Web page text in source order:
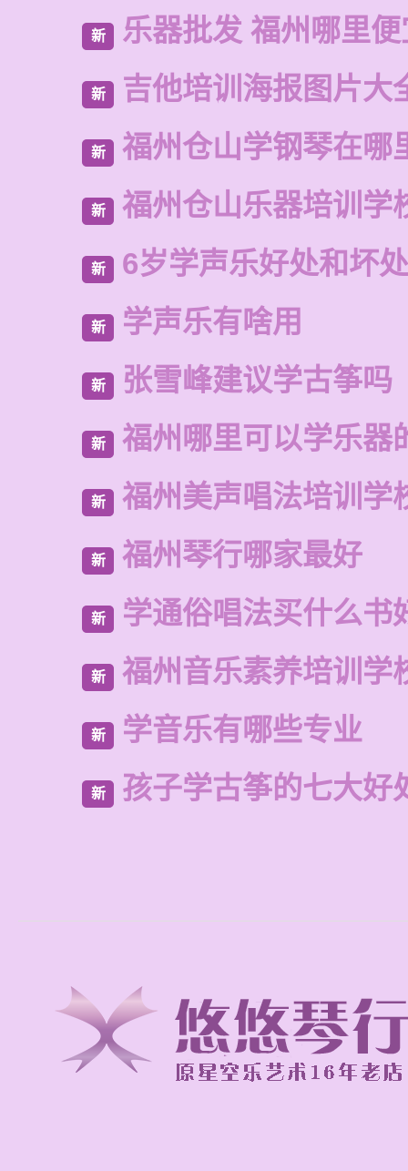
新 乐器批发 福州哪里便
新 吉他培训海报图片大
新 福州仓山学钢琴在哪
新 福州仓山乐器培训学
新 6岁学声乐好处和坏处
新 学声乐有啥用
新 张雪峰建议学古筝吗
新 福州哪里可以学乐器
新 福州美声唱法培训学
新 福州琴行哪家最好
新 学通俗唱法买什么书
新 福州音乐素养培训学
新 学音乐有哪些专业
新 孩子学古筝的七大好